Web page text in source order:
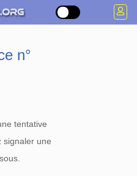
n°
tentative
signaler une